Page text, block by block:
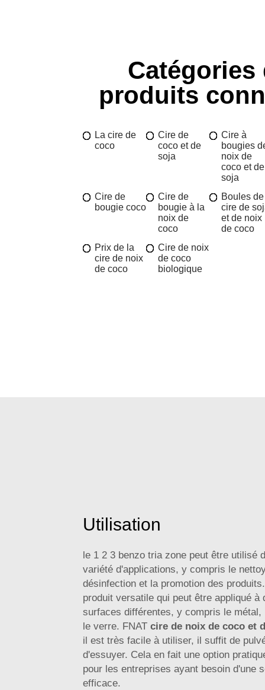
Catégories
produits
La cire de
coco
Cire de
coco et de
soja
Cire à
bougies
noix de
coco et de
soja
Cire de
bougie coco
Cire de
bougie à la
noix de
coco
Boules de
cire de
et de noix
de coco
Prix de la
cire de noix
de coco
Cire de noix
de coco
biologique
Utilisation
le 1 2 3 benzo tria zone peut être utilisé
variété d'applications, y compris le
désinfection et la promotion des
produit versatile qui peut être appliqué à
surfaces différentes, y compris le métal,
le verre. FNAT cire de noix de coco et
il est très facile à utiliser, il suffit de
d'essuyer. Cela en fait une option
pour les entreprises ayant besoin d'une
efficace.